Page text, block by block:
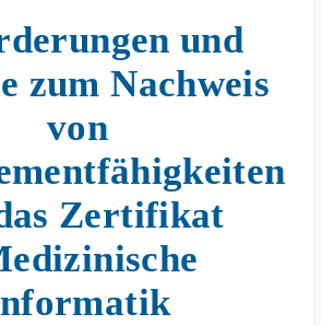
und
zum Nachweis
von
Zertifikat